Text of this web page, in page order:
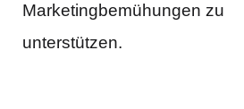
Marketingbemühungen zu
unterstützen.